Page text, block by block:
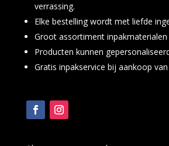
verrassing.
Elke bestelling wordt met liefde
Groot assortiment inpakmaterialen
Producten kunnen
Gratis inpakservice bij aankoop